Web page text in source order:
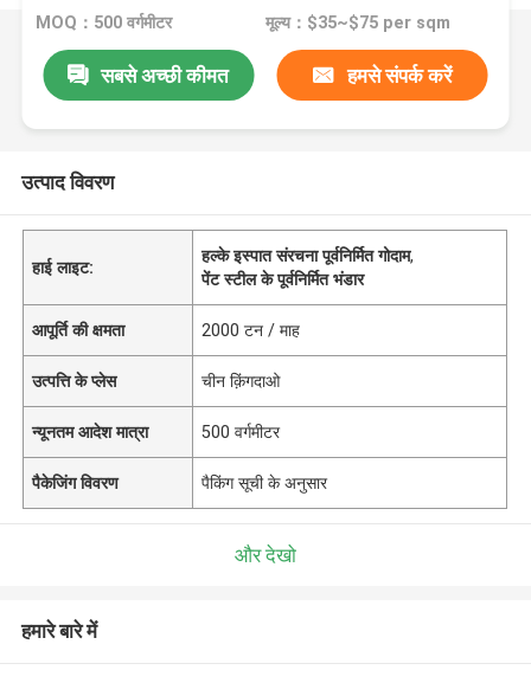
MOQ：500 वर्गमीटर मूल्य：$35~$75 per sqm
सबसे अच्छी कीमत हमसे संपर्क करें
उत्पाद विवरण
हाई लाइट:
हल्के इस्पात संरचना पूर्वनिर्मित गोदाम,
पेंट स्टील के पूर्वनिर्मित भंडार
आपूर्ति की क्षमता 2000 टन / माह
उत्पत्ति के प्लेस चीन क़िंगदाओ
न्यूनतम आदेश मात्रा 500 वर्गमीटर
पैकेजिंग विवरण पैकिंग सूची के अनुसार
और देखो
हमारे बारे में